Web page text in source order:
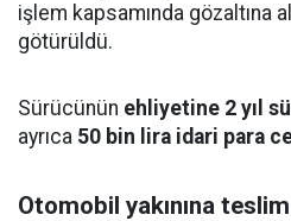
işlem kapsamında gözaltına
götürüldü.
Sürücünün ehliyetine 2 yıl
ayrıca 50 bin lira idari para
Otomobil yakınına